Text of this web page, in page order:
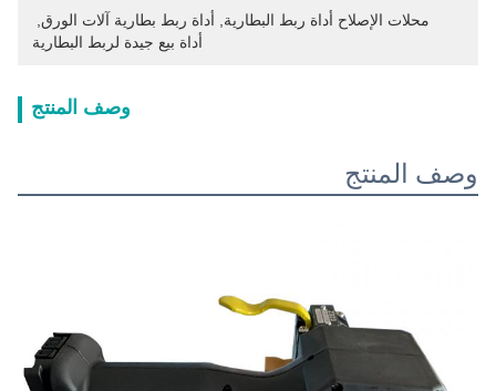
محلات الإصلاح أداة ربط البطارية
أداة ربط بطارية آلات الورق
أداة بيع جيدة لربط البطارية
وصف المنتج
وصف المنتج